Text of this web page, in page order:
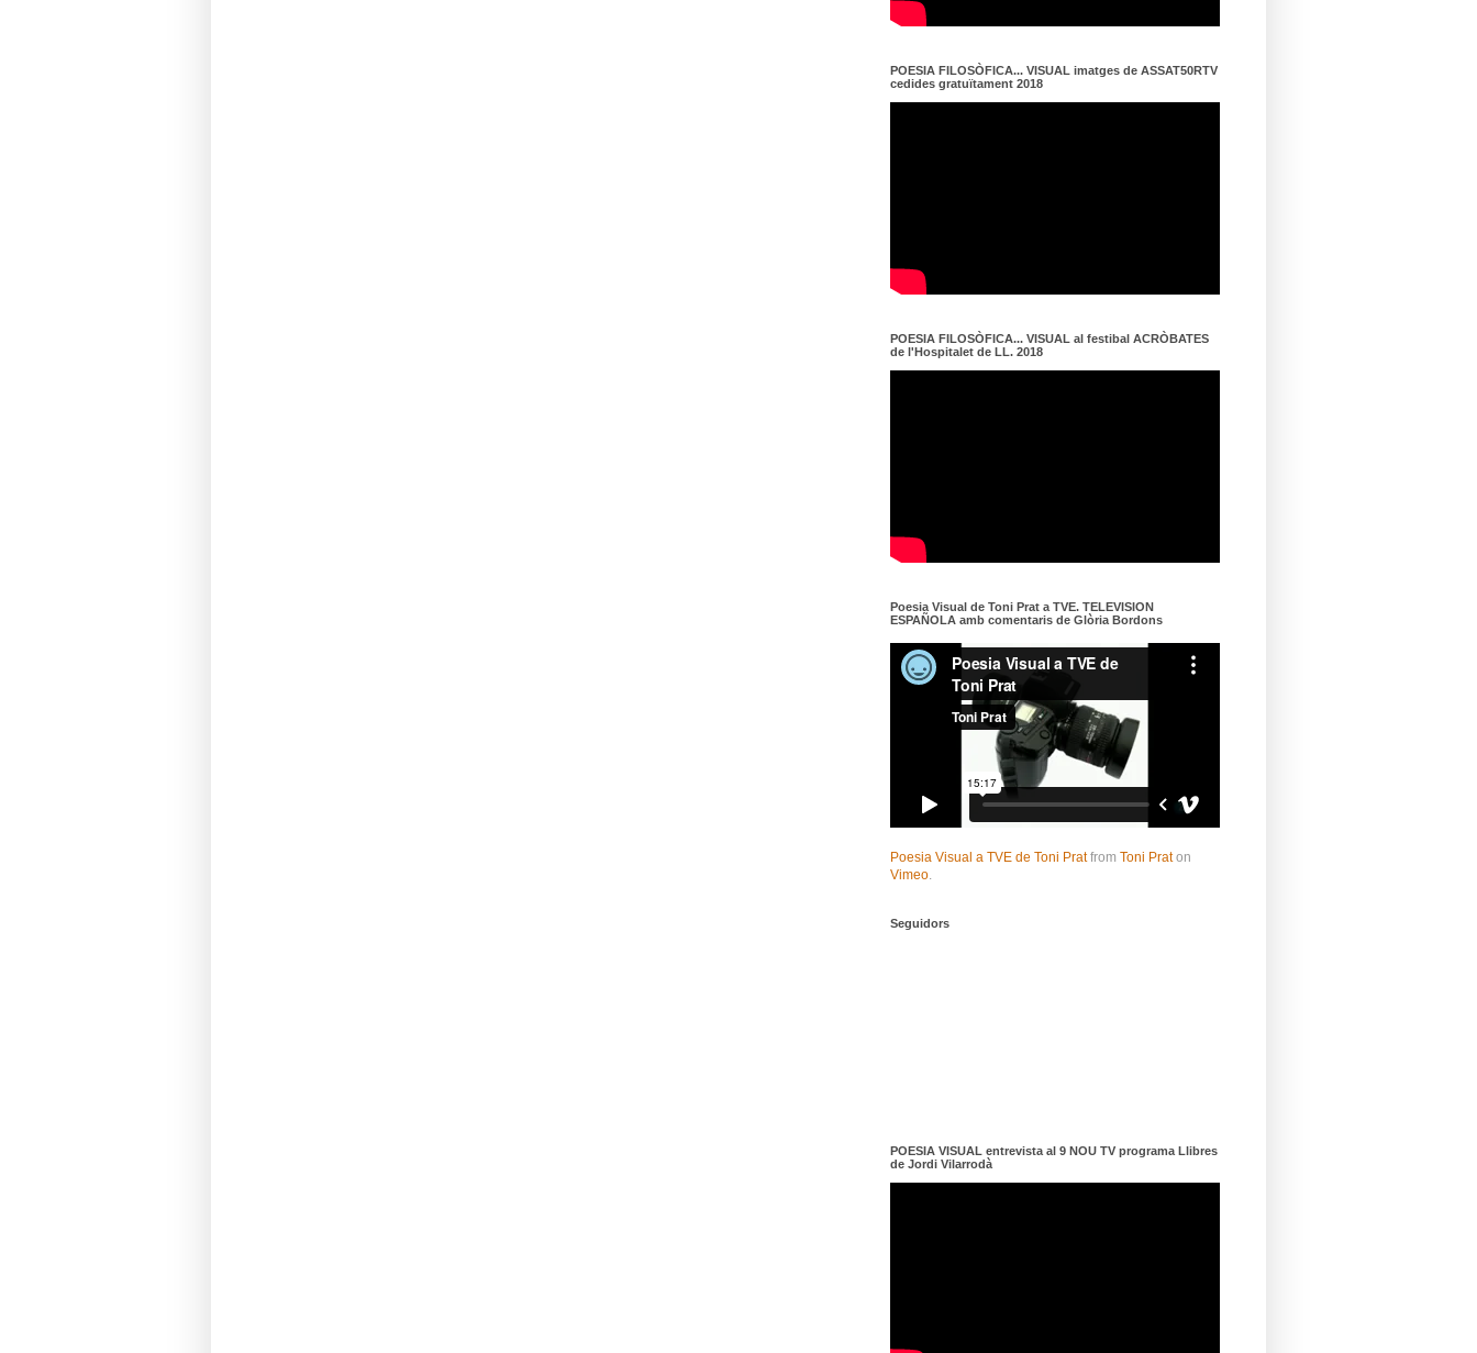
POESIA FILOSÒFICA... VISUAL imatges de ASSAT50RTV
cedides gratuïtament 2018
POESIA FILOSÒFICA... VISUAL al festibal ACRÒBATES
de l'Hospitalet de LL. 2018
Poesia Visual de Toni Prat a TVE. TELEVISION
ESPAÑOLA amb comentaris de Glòria Bordons
Poesia Visual a TVE de Toni Pratfrom Toni Praton
Vimeo.
Seguidors
POESIA VISUAL entrevista al 9 NOU TV programa Llibres
de Jordi Vilarrodà